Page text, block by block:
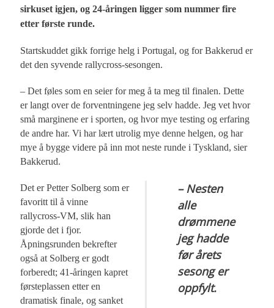
sirkuset igjen, og 24-åringen ligger som nummer fire
etter første runde.
Startskuddet gikk forrige helg i Portugal, og for Bakkerud er
det den syvende rallycross-sesongen.
– Det føles som en seier for meg å ta meg til finalen. Dette
er langt over de forventningene jeg selv hadde. Jeg vet hvor
små marginene er i sporten, og hvor mye testing og erfaring
de andre har. Vi har lært utrolig mye denne helgen, og har
mye å bygge videre på inn mot neste runde i Tyskland, sier
Bakkerud.
– Nesten
alle
drømmene
jeg hadde
før årets
sesong er
oppfylt.
Det er Petter Solberg som er
favoritt til å vinne
rallycross-VM, slik han
gjorde det i fjor.
Åpningsrunden bekrefter
også at Solberg er godt
forberedt; 41-åringen kapret
førsteplassen etter en
dramatisk finale, og sanket